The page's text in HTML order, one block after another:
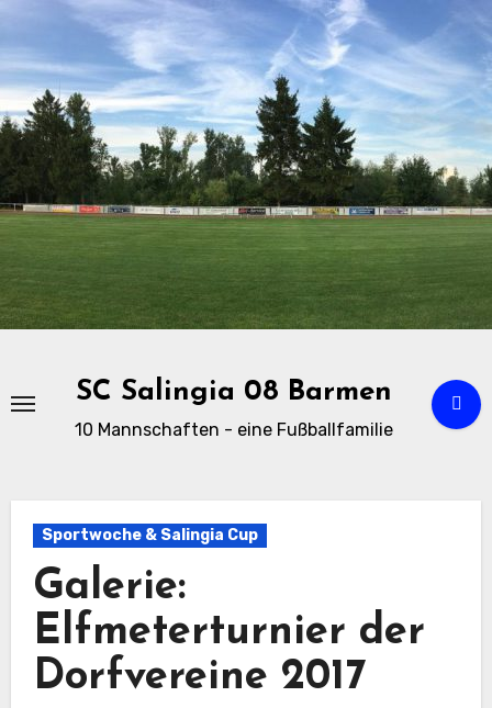
Zu
Inhalten
springen
SC Salingia 08 Barmen
10 Mannschaften - eine Fußballfamilie
Sportwoche & Salingia Cup
Galerie:
Elfmeterturnier der
Dorfvereine 2017